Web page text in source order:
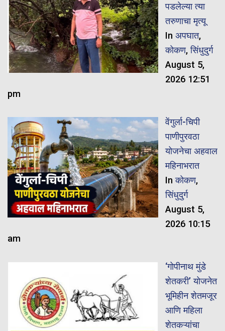
पडलेल्या त्या
तरुणाचा मृत्यू
In अपघात,
कोकण,सिंधुदुर्ग
August 5,
2026 12:51
pm
वेंगुर्ला-चिपी
पाणीपुरवठा
योजनेचा अहवाल
महिनाभरात
Inकोकण,
सिंधुदुर्ग
August 5,
2026 10:15
am
‘गोपीनाथ मुंडे
शेतकरी’ योजनेत
भूमिहीन शेतमजूर
आणि महिला
शेतकऱ्यांचा